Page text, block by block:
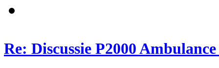
Re: Discussie P2000